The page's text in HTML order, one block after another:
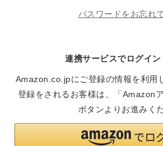
パスワードをお忘れ
連携サービスでログイ
Amazon.co.jpにご登録の情報を利用
登録をされるお客様は、「Amazon
ボタンよりお進みく